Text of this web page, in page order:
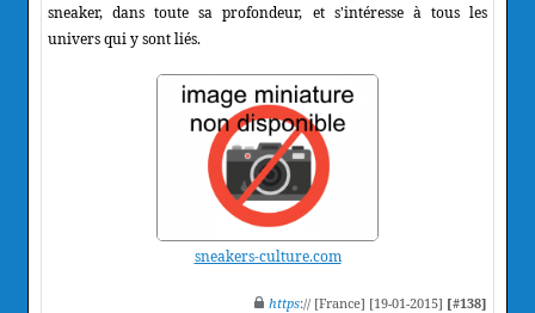
sneaker, dans toute sa profondeur, et s'intéresse à tous les
univers qui y sont liés.
sneakers-culture.com
https:// [France] [19-01-2015] [#138]